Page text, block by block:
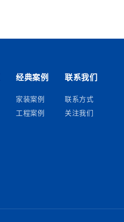
经典案例
家装案例
工程案例
联系我们
联系方式
关注我们